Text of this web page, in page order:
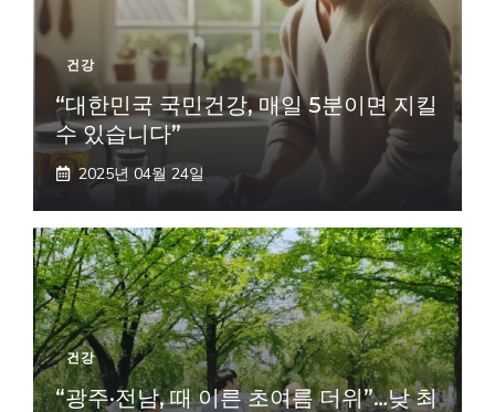
건강
“대한민국 국민건강, 매일 5분이면 지킬
수 있습니다”
2025년 04월 24일
건강
“광주·전남, 때 이른 초여름 더위”…낮 최